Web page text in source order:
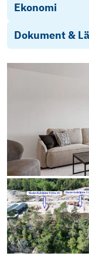
Ekonomi
Dokument &
Beslut Rev
Beslut Rev
Beslut Rev
Beslut Rev
Bygglov